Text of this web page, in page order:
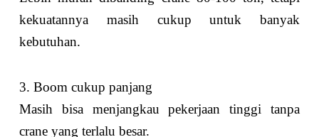
kekuatannya masih cukup untuk banyak
kebutuhan.
3. Boom cukup panjang
Masih bisa menjangkau pekerjaan tinggi tanpa
crane yang terlalu besar.